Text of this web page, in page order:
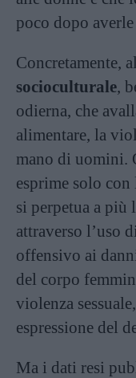
poco dopo
Concretamente,
socioculturale,
odierna, che
alimentare, la
mano di uomini.
esprime solo con
si perpetua a
attraverso l’uso
offensivo ai
del corpo
violenza
espressione del
Ma i dati resi